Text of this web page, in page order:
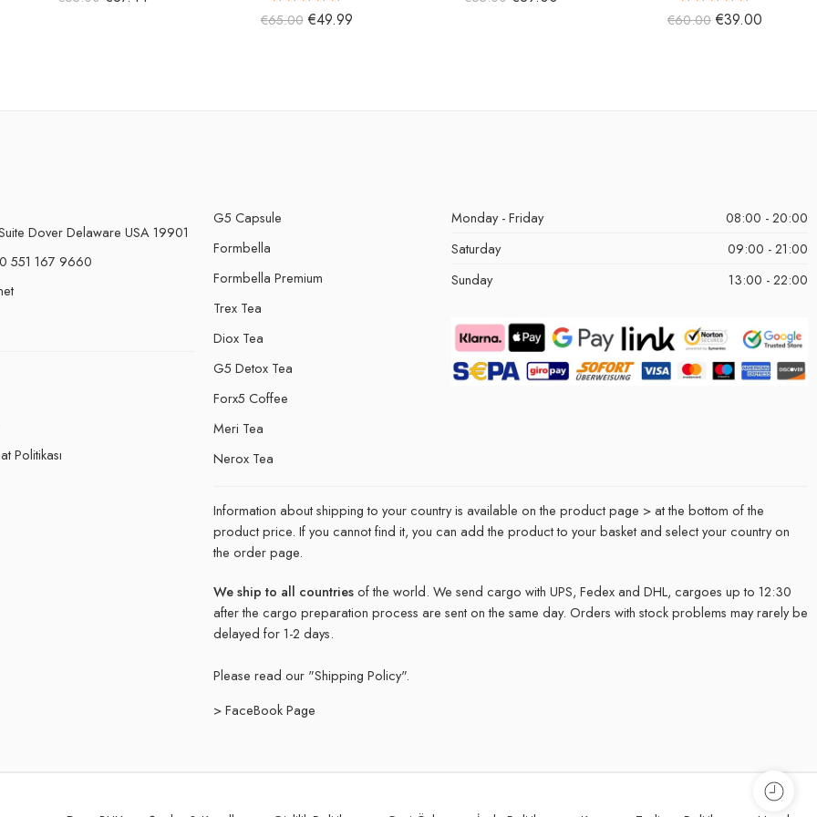
5 üzerinden
5.00oy aldı
€65.00 €49.99 5 üzerinden
5.00oy aldı
€60.00 €39.00
Dover Delaware USA 19901
551 167 9660
Politikası
G5 Capsule
Formbella
Formbella Premium
Trex Tea
Diox Tea
G5 Detox Tea
Forx5 Coffee
Meri Tea
Nerox Tea
Monday - Friday
08:00 - 20:00
Saturday
09:00 - 21:00
Sunday
13:00 - 22:00
Information about shipping to your country is available on the product page > at the bottom of the
product price. If you cannot find it, you can add the product to your basket and select your country on
the order page.
We ship to all countriesof the world. We send cargo with UPS, Fedex and DHL, cargoes up to 12:30
after the cargo preparation process are sent on the same day. Orders with stock problems may rarely be
delayed for 1-2 days.
Please read our "Shipping Policy".
> FaceBook Page